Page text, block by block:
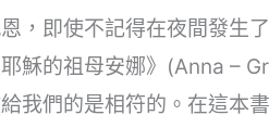
，即使不記得在夜間發生
穌的祖母安娜》(Anna –
我們的是相符的。在這本